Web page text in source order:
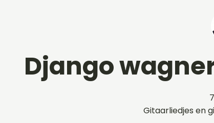
Django
Gitaarliedjes en